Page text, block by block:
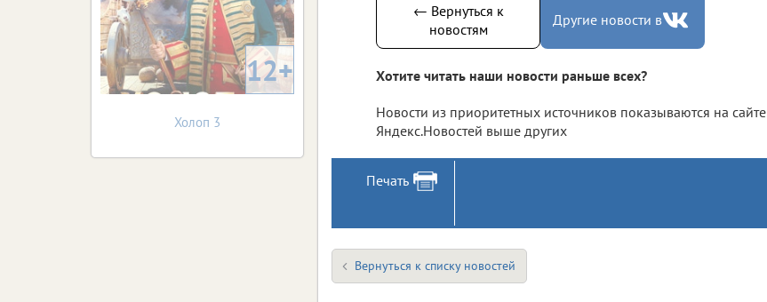
← Вернуться к
новостям
Другие новости в
Хотите читать наши новости раньше всех?
Новости из приоритетных источников показываются на сайте
Яндекс.Новостей выше других
Печать
Вернуться к списку новостей
12+
Холоп 3